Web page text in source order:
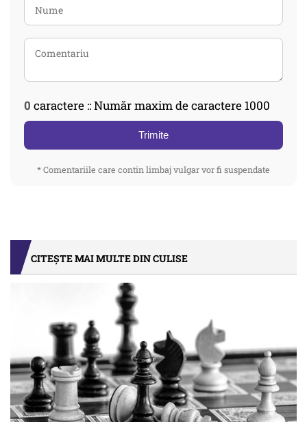
0 caractere :: Număr maxim de caractere 1000
Trimite
* Comentariile care contin limbaj vulgar vor fi suspendate
CITEȘTE MAI MULTE DIN CULISE